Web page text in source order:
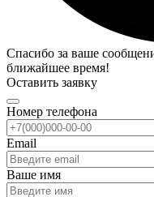
Спасибо за ваше
ближайшее время!
Оставить заявку
Номер телефона
Email
Ваше имя